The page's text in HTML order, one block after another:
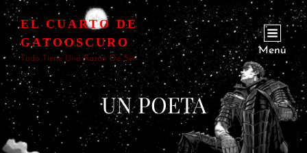
EL CUARTO DE
GATOOSCURO
Todo Tiene Una Razón De Ser
Menú
UN POETA